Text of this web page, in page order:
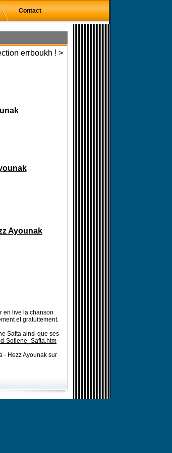
Contact
errboukh ! >
Ayounak
en live la chanson
et gratuitement.
Safta ainsi que ses
Sofiene_Safta.htm
- Hezz Ayounak sur